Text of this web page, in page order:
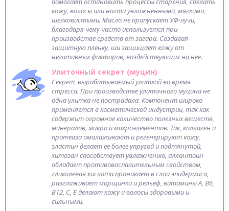
кожу, волосы или ногти увлажненными, мягкими,
шелковистыми. Масло не пропускает УФ-лучи,
благодаря чему часто используется при
производстве средств от загара. Создавая
защитную пленку, ши защищает кожу от
негативных факторов, воздействующих на нее.
Улиточный секрет (муцин)
Секрет, вырабатываемый улиткой во время
стресса. При производстве улиточного муцина не
одна улитка не пострадала. Компонент широко
применяется в косметической индустрии, так как
содержит огромное количество полезных веществ,
минералов, микро и макроэлементов. Так, коллаген и
протеаза омолаживают и регенерируют кожу,
эластин делает ее более упругой и подтянутой,
хитозан способствует увлажнению, аллантоин
обладает противовоспалительным свойством,
гликолевая кислота проникает в слои эпидермиса,
разглаживает морщинки и рельеф, витамины А, В6,
В12, С, Е делают кожу и волосы здоровыми и
сильными.